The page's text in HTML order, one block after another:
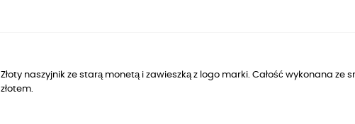
Złoty naszyjnik ze starą monetą i zawieszką z logo marki. Całość wykonana
złotem.